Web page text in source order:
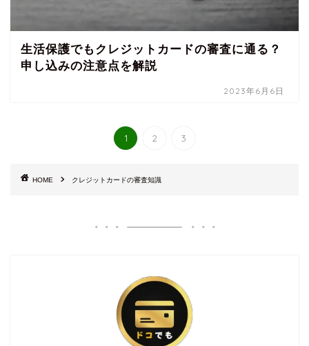
生活保護でもクレジットカードの審査に通る？
申し込みの注意点を解説
2023年6月6日
1 2 3
HOME クレジットカードの審査知識